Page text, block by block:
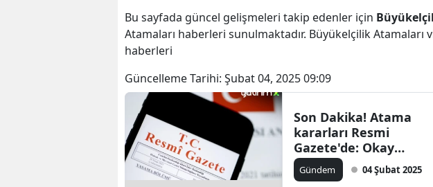
Bu sayfada güncel gelişmeleri takip edenler için
Atamaları haberleri sunulmaktadır. Büyükelçilik
haberleri
Güncelleme Tarihi: Şubat 04, 2025 09:09
Son Dakika! Atama
kararları Resmi
Gazete'de: Okay
Memiş, MGK Genel
Sekreterliğine atandı
Gündem 04 Şubat 2025